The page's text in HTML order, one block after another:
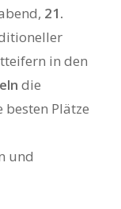
21.
in den
die
Plätze
und